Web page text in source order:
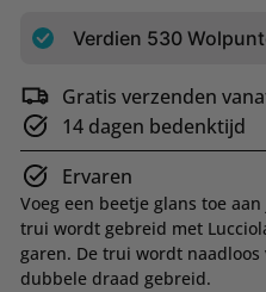
Verdien 530
Gratis verzenden
14 dagen bedenktijd
Ervaren
Voeg een beetje glans toe
trui wordt gebreid met
garen. De trui wordt
dubbele draad gebreid.